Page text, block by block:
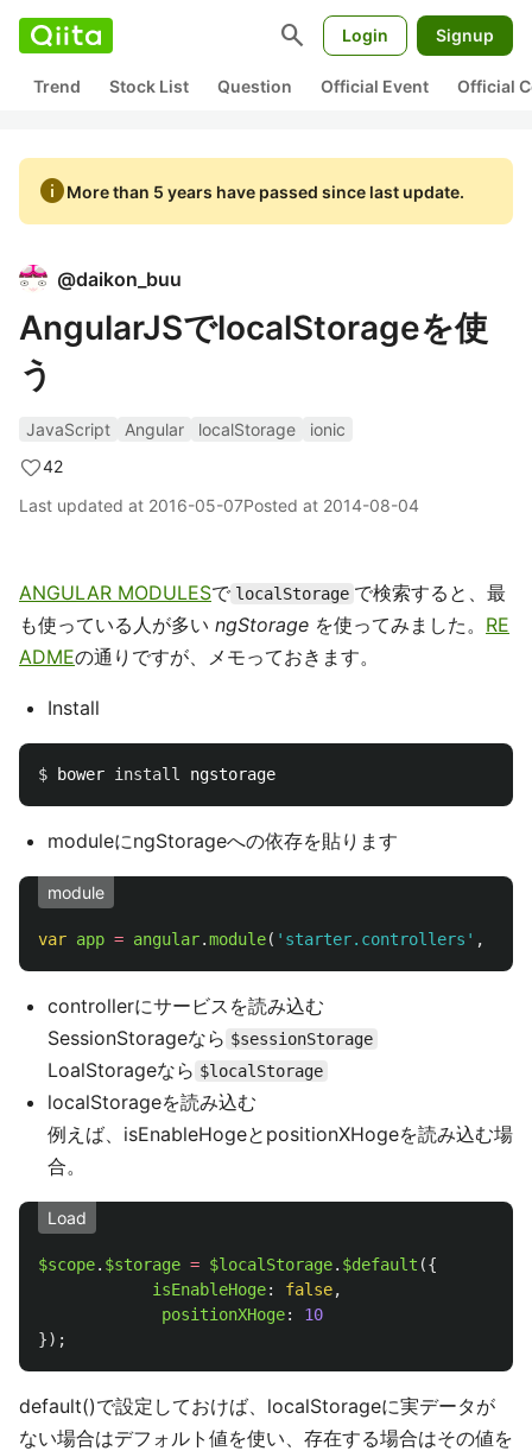
search Login Signup
Trend Stock List Question Official Event Official
infoMore than 5 years have passed since last update.
@daikon_buu
AngularJSでlocalStorageを使
う
JavaScript Angular localStorage
ionic
42
Last updated at 2016-05-07Posted at 2014-08-04
ANGULAR MODULESで localStorage で検索すると、最
も使っている人が多い ngStorage を使ってみました。 RE
ADMEの通りですが、メモっておきます。
Install
$ bower install
moduleにngStorageへの依存を貼ります
module
var app = angular.module( ' starter.controllers ' ,
controllerにサービスを読み込む
SessionStorageなら $sessionStorage
LoalStorageなら $localStorage
localStorageを読み込む
例えば、isEnableHogeとpositionXHogeを読み込む場
合。
Load
$scope. $storage = $localStorage. $default ({
isEnableHoge: false,
positionXHoge:
10
});
default()で設定しておけば、localStorageに実データが
ない場合はデフォルト値を使い、存在する場合はその値を